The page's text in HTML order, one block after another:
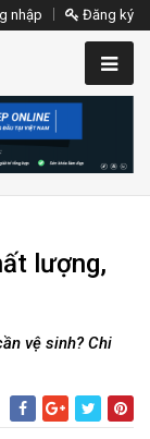
nhập Đăng ký
lượng,
vệ sinh? Chi